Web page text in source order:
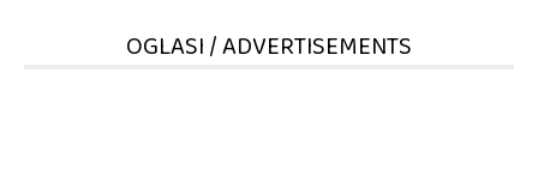
OGLASI / ADVERTISEMENTS